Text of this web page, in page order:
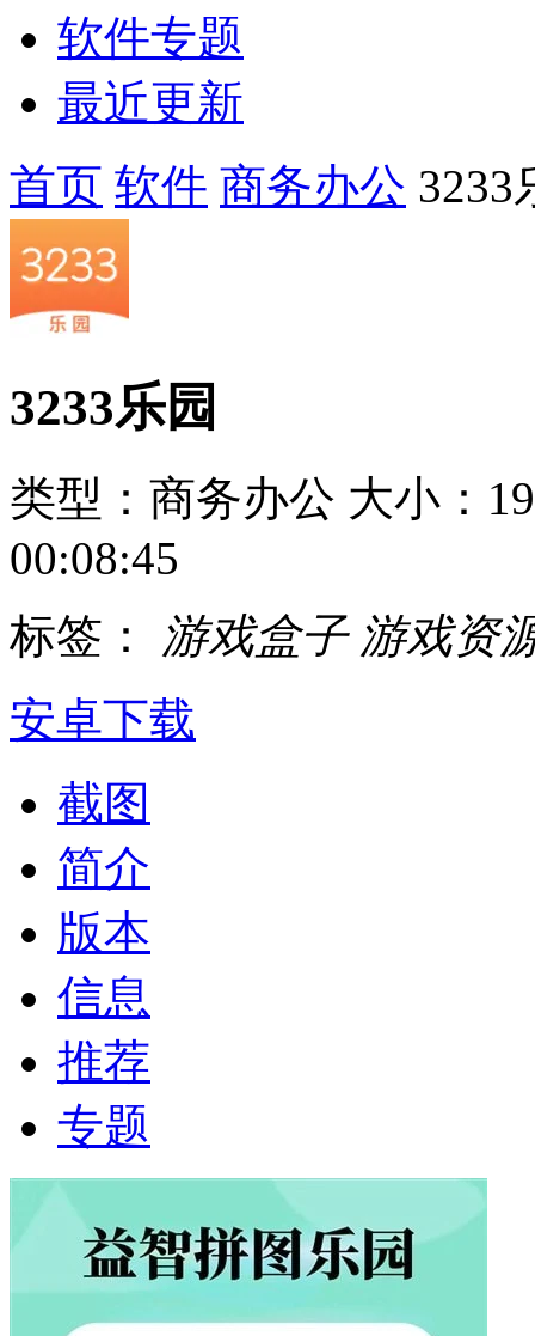
软件专题
最近更新
首页 软件 商务办公 3233
3233乐园
类型：商务办公 大小：
00:08:45
标签： 游戏盒子 游戏资
安卓下载
截图
简介
版本
信息
推荐
专题